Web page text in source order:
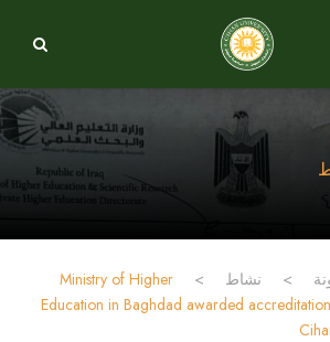
> نشاط >
Ministry of Higher
Education in Baghdad awarded